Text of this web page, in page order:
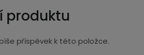
produktu
příspěvek k této položce.